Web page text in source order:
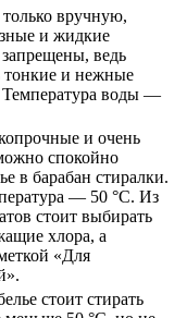
вручную,
и жидкие
ведь
тонкие и нежные
воды —
и очень
спокойно
в барабан стиралки.
— 50 °C. Из
стоит выбирать
хлора, а
«Для
стоит стирать